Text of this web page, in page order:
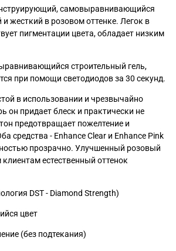
самовыравнивающийся
и жесткий в розовом оттенке. Легок в
пигментации цвета, обладает низким
строительный гель,
при помощи светодиодов за 30 секунд.
в использовании и чрезвычайно
он придает блеск и практически не
предотвращает пожелтение и
средства - Enhance Clear и Enhance Pink
прозрачно. Улучшенный розовый
естественный оттенок
DST - Diamond Strength)
цвет
(без подтекания)